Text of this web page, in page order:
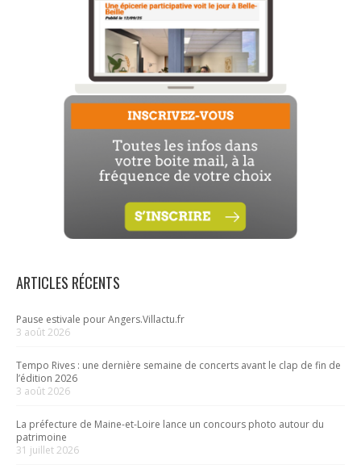
ARTICLES RÉCENTS
Pause estivale pour Angers.Villactu.fr
3 août 2026
Tempo Rives : une dernière semaine de concerts avant le clap de fin de
l’édition 2026
3 août 2026
La préfecture de Maine-et-Loire lance un concours photo autour du
patrimoine
31 juillet 2026